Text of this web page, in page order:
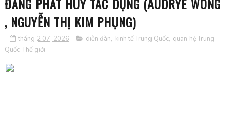
, NGUYỄN THỊ KIM PHỤNG)
tháng 2 07, 2026 diễn đàn, kinh tế Trung Quốc, quan hệ Trung
Quốc-Thế giới